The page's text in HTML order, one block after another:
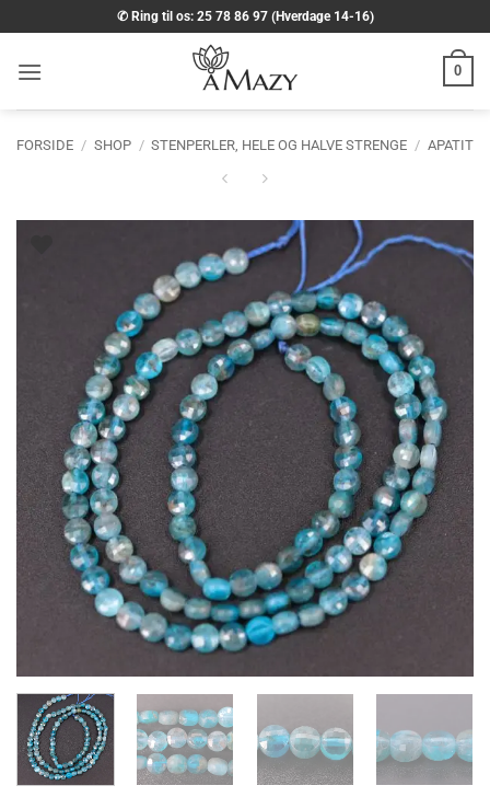
til
indhold
✆ Ring til os: 25 78 86 97 (Hverdage 14-16)
0
FORSIDE / SHOP / STENPERLER, HELE OG HALVE STRENGE / APATIT